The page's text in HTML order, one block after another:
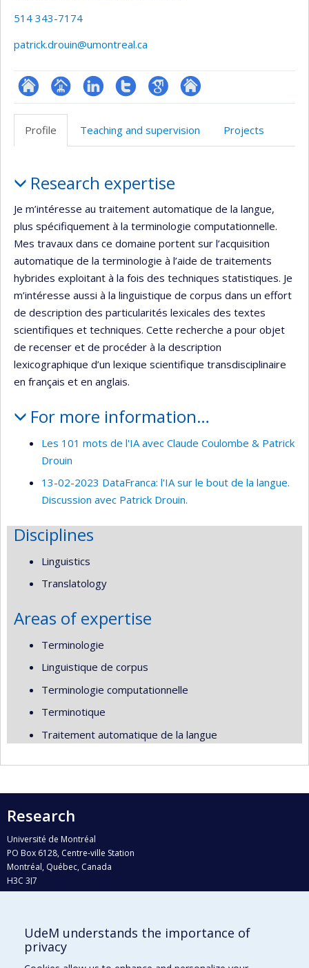
514 343-7174
patrick.drouin@umontreal.ca
ResearchGate
Page
(faculté,département,école)
LinkedInCompteGoogleAutre
Profile Teaching and supervision Projects
Research expertise
Je m’intéresse au traitement automatique de la langue,
plus spécifiquement à la terminologie computationnelle.
Mes travaux dans ce domaine portent sur l’acquisition
automatique de la terminologie à l’aide de traitements
hybrides exploitant à la fois des techniques statistiques. Je
m’intéresse aussi à la linguistique de corpus dans un effort
de description des particularités lexicales des textes
scientifiques et techniques. Cette recherche a pour objet
de recenser et de procéder à la description
lexicographique d’un lexique scientifique transdisciplinaire
en français et en anglais.
For more information…
Les 101 mots de l'IA avec Claude Coulombe & Patrick
Drouin
13-02-2023 DataFranca: l'IA sur le bout de la langue.
Discussion avec Patrick Drouin.
Disciplines
Linguistics
Translatology
Areas of expertise
Terminologie
Linguistique de corpus
Terminologie computationnelle
Terminotique
Traitement automatique de la langue
Research
Université de Montréal
PO Box 6128, Centre-ville Station
Montréal, Québec, Canada
H3C 3J7
Who does what?
UdeM understands the importance of
privacy